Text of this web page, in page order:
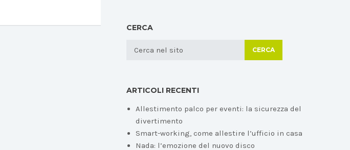
CERCA
CERCA
ARTICOLI RECENTI
Allestimento palco per eventi: la sicurezza del
divertimento
Smart-working, come allestire l’ufficio in casa
Nada: l’emozione del nuovo disco